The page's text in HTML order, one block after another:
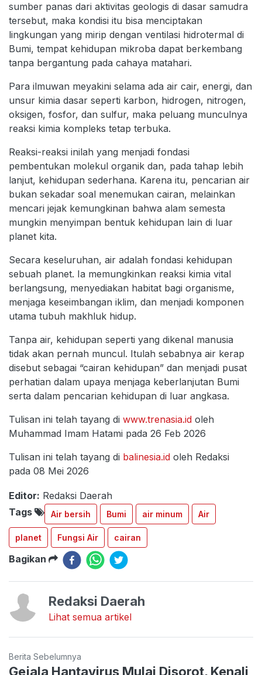
sumber panas dari aktivitas geologis di dasar samudra
tersebut, maka kondisi itu bisa menciptakan
lingkungan yang mirip dengan ventilasi hidrotermal di
Bumi, tempat kehidupan mikroba dapat berkembang
tanpa bergantung pada cahaya matahari.
Para ilmuwan meyakini selama ada air cair, energi, dan
unsur kimia dasar seperti karbon, hidrogen, nitrogen,
oksigen, fosfor, dan sulfur, maka peluang munculnya
reaksi kimia kompleks tetap terbuka.
Reaksi-reaksi inilah yang menjadi fondasi
pembentukan molekul organik dan, pada tahap lebih
lanjut, kehidupan sederhana. Karena itu, pencarian air
bukan sekadar soal menemukan cairan, melainkan
mencari jejak kemungkinan bahwa alam semesta
mungkin menyimpan bentuk kehidupan lain di luar
planet kita.
Secara keseluruhan, air adalah fondasi kehidupan
sebuah planet. Ia memungkinkan reaksi kimia vital
berlangsung, menyediakan habitat bagi organisme,
menjaga keseimbangan iklim, dan menjadi komponen
utama tubuh makhluk hidup.
Tanpa air, kehidupan seperti yang dikenal manusia
tidak akan pernah muncul. Itulah sebabnya air kerap
disebut sebagai “cairan kehidupan” dan menjadi pusat
perhatian dalam upaya menjaga keberlanjutan Bumi
serta dalam pencarian kehidupan di luar angkasa.
Tulisan ini telah tayang di www.trenasia.id oleh
Muhammad Imam Hatami pada 26 Feb 2026
Tulisan ini telah tayang di balinesia.id oleh Redaksi
pada 08 Mei 2026
Editor: Redaksi Daerah
Tags
Air bersih Bumi air minum Air
planet Fungsi Air cairan
Bagikan
Redaksi Daerah
Lihat semua artikel
Berita Sebelumnya
Gejala Hantavirus Mulai Disorot, Kenali